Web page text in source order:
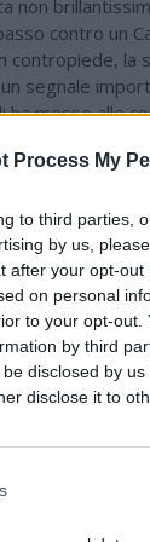
Process My
to third parties,
by us,
after your opt-
on personal
to your opt-
by third
disclosed by
disclose it to
non
contro un
contropiede, la
segnale
ha messo alle
centrocampisti
che sa soffrire,
vincere”.
è mai facile per
a essere
d’Italia.
del
di guidare